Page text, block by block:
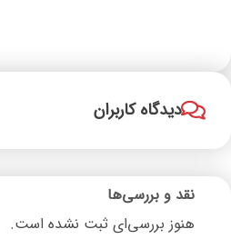
دیدگاه کاربران
نقد و بررسی‌ها
هنوز بررسی‌ای ثبت نشده است.